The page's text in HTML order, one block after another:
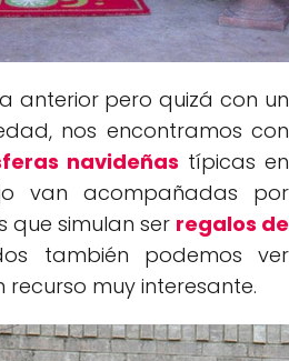
anterior pero quizá con un
nos encontramos con
navideñas típicas en
van acompañadas por
que simulan ser regalos de
también podemos ver
recurso muy interesante.